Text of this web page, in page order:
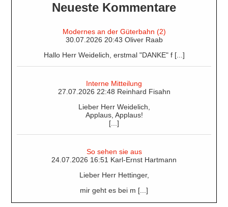
Neueste Kommentare
Modernes an der Güterbahn (2)
30.07.2026 20:43 Oliver Raab
Hallo Herr Weidelich, erstmal "DANKE" f [...]
Interne Mitteilung
27.07.2026 22:48 Reinhard Fisahn
Lieber Herr Weidelich,
Applaus, Applaus!
[...]
So sehen sie aus
24.07.2026 16:51 Karl-Ernst Hartmann
Lieber Herr Hettinger,
mir geht es bei m [...]